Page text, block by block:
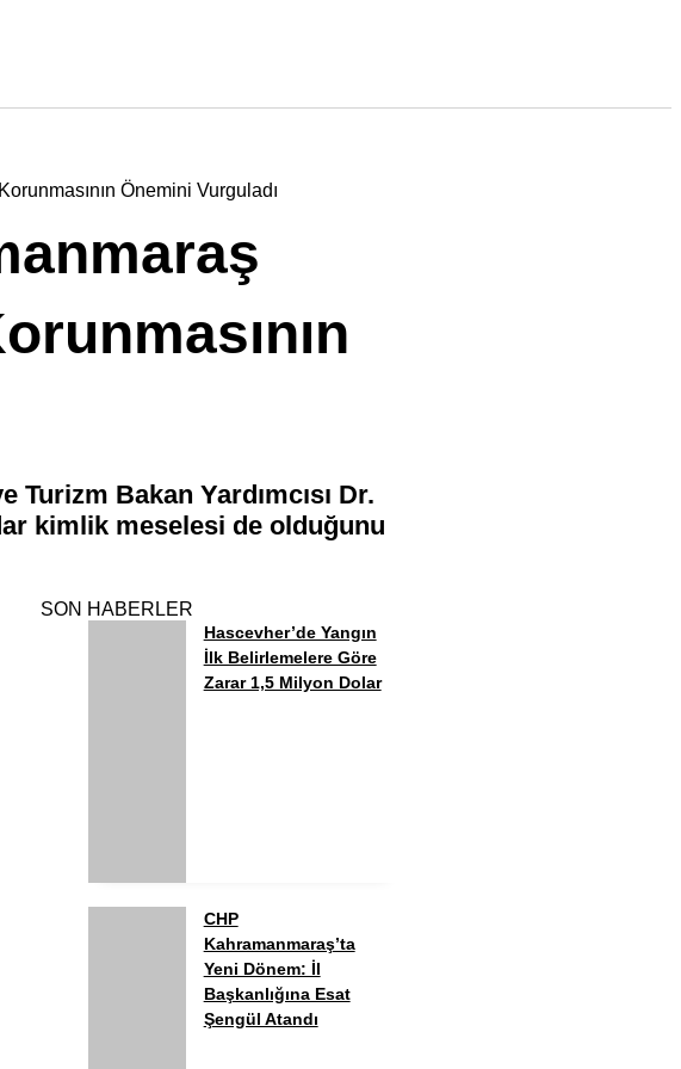
Önemini Vurguladı
Bakan Yardımcısı Dr.
kimlik meselesi de olduğunu
SON HABERLER
Hascevher’de Yangın
İlk Belirlemelere Göre
Zarar 1,5 Milyon Dolar
CHP
Kahramanmaraş’ta
Yeni Dönem: İl
Başkanlığına Esat
Şengül Atandı